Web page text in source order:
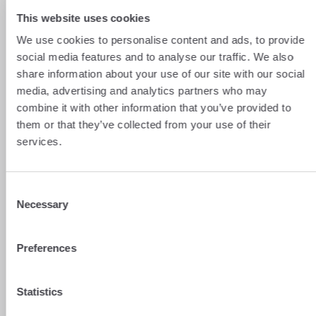
This website uses cookies
We use cookies to personalise content and ads, to provide
social media features and to analyse our traffic. We also
share information about your use of our site with our social
media, advertising and analytics partners who may
combine it with other information that you’ve provided to
them or that they’ve collected from your use of their
services.
Selection
Necessary
Preferences
Statistics
Posso aprire un conto bancario
aziendale in Svizzera pur essendo
francese?
Tecnicamente, sì. Ma ciò significa che la
vostra azienda deve avere sede in Svizzera.
La Svizzera offre numerosi vantaggi agli
imprenditori, in particolare un quadro
amministrativo semplificato e tempi di
quindi indispensabile essere in possesso di
poter costituire legalmente una società nel
Avviare un’attività in proprio e, di